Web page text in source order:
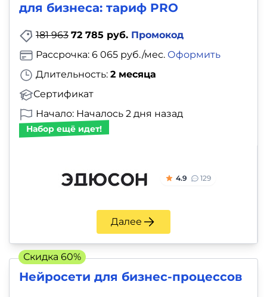
для бизнеса: тариф PRO
181 963 72 785 руб. Промокод
Длительность: 2 месяца
Сертификат
Рассрочка: 6 065 руб./мес. Оформить
Начало: Началось 2 дня назад
Набор ещё идет!
4.9 129
Далее
Нейросети для бизнес-процессов
Скидка 60%